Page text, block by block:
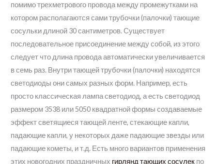
помимо трехметрового провода между промежутками на
котором располагаются сами трубочки (палочки) тающие
сосульки длиной 30 сантиметров. Существует
последовательное присоединение между собой, из этого
следует что длина провода автоматически увеличивается
в семь раз. Внутри тающей трубочки (палочки) находятся
светодиоды они самых разных форм. Например, есть
просто классическая лампа светодиод, а есть светодиод
размером 3538 или 5050 квадратной формы создаваемые
эффект светящиеся тающей ленте, стекающие капли,
падающие капли, у некоторых даже падающие звезды или
падающие кометы, и т.д. Есть много вариантов применения
этих новогодних праздничных гирлянд тающих сосулек по